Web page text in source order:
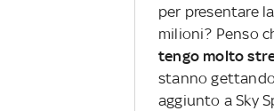
per presentare
milioni? Penso
tengo molto
stanno
aggiunto a Sky